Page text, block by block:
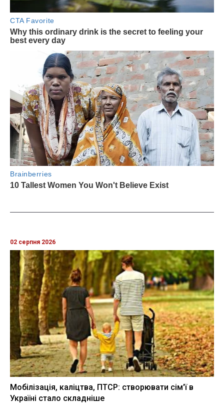
02 серпня 2026
Мобілізація, каліцтва, ПТСР: створювати сім'ї в
Україні стало складніше